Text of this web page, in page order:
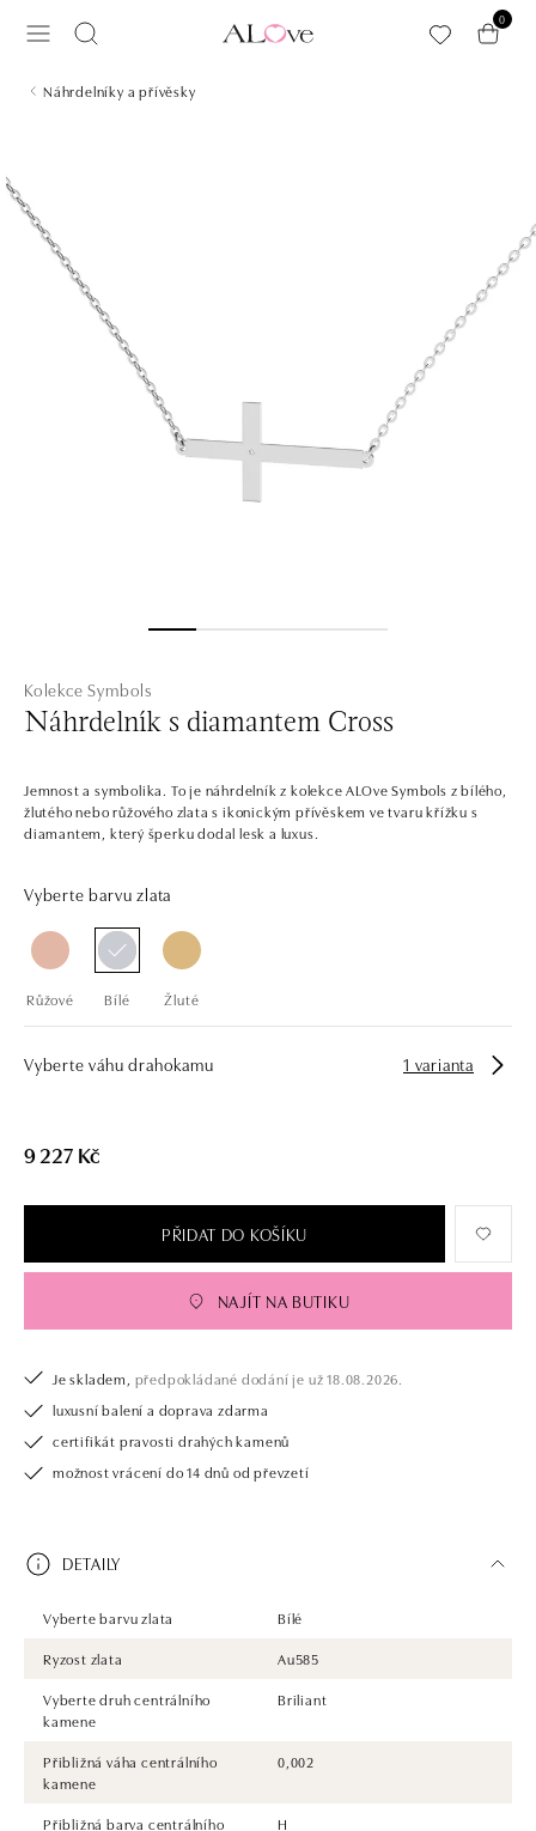
0
Náhrdelníky a přívěsky
Kolekce Symbols
Náhrdelník s diamantem Cross
Jemnost a symbolika. To je náhrdelník z kolekce ALOve Symbols z bílého,
žlutého nebo růžového zlata s ikonickým přívěskem ve tvaru křížku s
diamantem, který šperku dodal lesk a luxus.
Vyberte barvu zlata
Růžové Bílé Žluté
Vyberte váhu drahokamu 1 varianta
9 227 Kč
PŘIDAT DO KOŠÍKU
NAJÍT NA BUTIKU
Je skladem, předpokládané dodání je už 18.08.2026.
luxusní balení a doprava zdarma
certifikát pravosti drahých kamenů
možnost vrácení do 14 dnů od převzetí
DETAILY
Vyberte barvu zlata
Bílé
Ryzost zlata
Au585
Vyberte druh centrálního
kamene
Briliant
Přibližná váha centrálního
kamene
0,002
Přibližná barva centrálního
H